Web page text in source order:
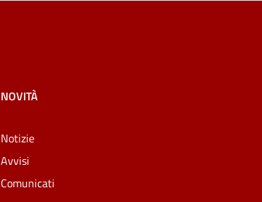
NOVITÀ
Notizie
Avvisi
Comunicati